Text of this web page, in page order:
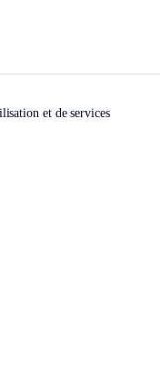
et de services